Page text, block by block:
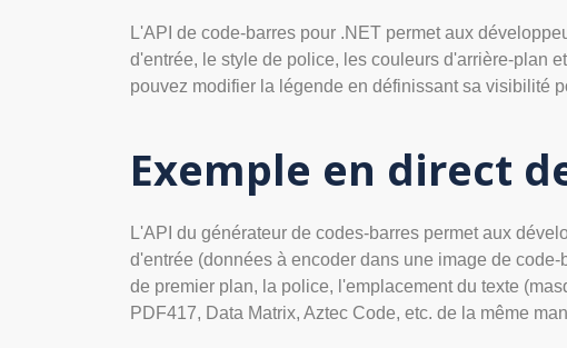
L'API de code-barres pour .NET permet aux
d'entrée, le style de police, les couleurs d'arrière-plan
pouvez modifier la légende en définissant sa visibilité
Exemple en direct
L'API du générateur de codes-barres permet aux
d'entrée (données à encoder dans une image de
de premier plan, la police, l'emplacement du texte
PDF417, Data Matrix, Aztec Code, etc. de la même